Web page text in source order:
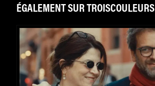
ÉGALEMENT SUR TROISCOULEURS